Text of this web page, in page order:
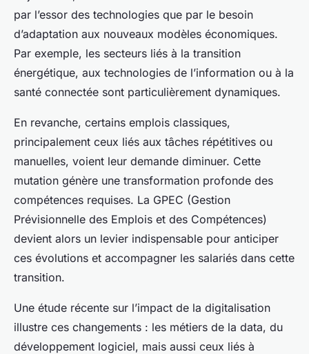
par l’essor des technologies que par le besoin
d’adaptation aux nouveaux modèles économiques.
Par exemple, les secteurs liés à la transition
énergétique, aux technologies de l’information ou à la
santé connectée sont particulièrement dynamiques.
En revanche, certains emplois classiques,
principalement ceux liés aux tâches répétitives ou
manuelles, voient leur demande diminuer. Cette
mutation génère une transformation profonde des
compétences requises. La GPEC (Gestion
Prévisionnelle des Emplois et des Compétences)
devient alors un levier indispensable pour anticiper
ces évolutions et accompagner les salariés dans cette
transition.
Une étude récente sur l’impact de la digitalisation
illustre ces changements : les métiers de la data, du
développement logiciel, mais aussi ceux liés à